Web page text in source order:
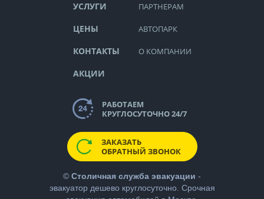
УСЛУГИ
ЦЕНЫ
КОНТАКТЫ
АКЦИИ
ПАРТНЕРАМ
АВТОПАРК
О КОМПАНИИ
РАБОТАЕМ
КРУГЛОСУТОЧНО 24/7
ЗАКАЗАТЬ
ОБРАТНЫЙ ЗВОНОК
© Столичная служба эвакуации -
эвакуатор дешевокруглосуточно. Срочная